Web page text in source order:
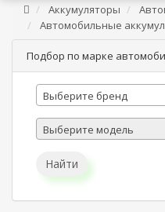
Аккумуляторы
Автомобильные
Подбор по марке
Выберите бренд
Выберите модель
Найти